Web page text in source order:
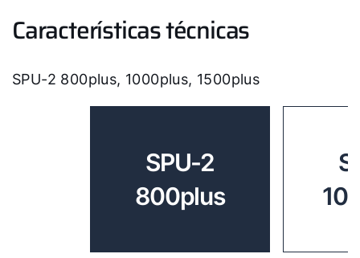
Características técnicas
SPU-2 800plus, 1000plus, 1500plus
SPU-2
800plus